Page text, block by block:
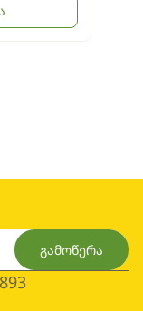
გამოწერა